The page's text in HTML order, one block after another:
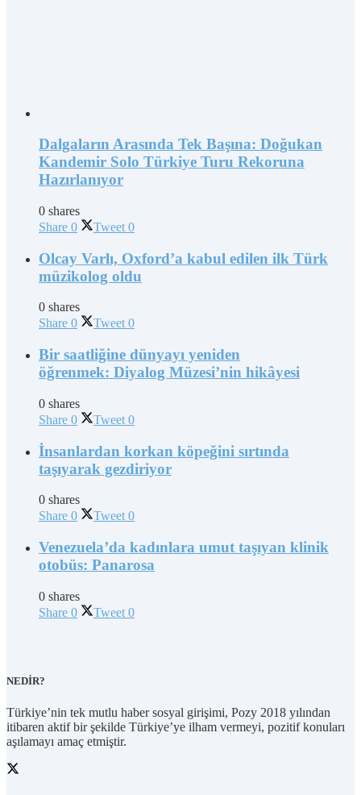
Dalgaların Arasında Tek Başına: Doğukan
Kandemir Solo Türkiye Turu Rekoruna
Hazırlanıyor
0 shares
Share 0 Tweet 0
Olcay Varlı, Oxford’a kabul edilen ilk Türk
müzikolog oldu
0 shares
Share 0 Tweet 0
Bir saatliğine dünyayı yeniden
öğrenmek: Diyalog Müzesi’nin hikâyesi
0 shares
Share 0 Tweet 0
İnsanlardan korkan köpeğini sırtında
taşıyarak gezdiriyor
0 shares
Share 0 Tweet 0
Venezuela’da kadınlara umut taşıyan klinik
otobüs: Panarosa
0 shares
Share 0 Tweet 0
NEDİR?
Türkiye’nin tek mutlu haber sosyal girişimi, Pozy 2018 yılından
itibaren aktif bir şekilde Türkiye’ye ilham vermeyi, pozitif konuları
aşılamayı amaç etmiştir.